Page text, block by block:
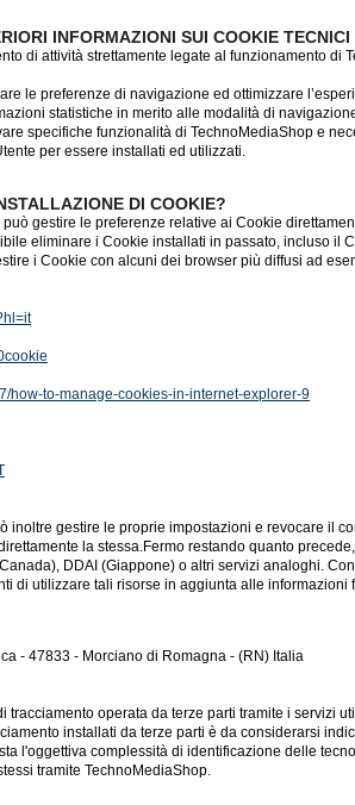
INFORMAZIONI SUI COOKIE
di attività strettamente legate al funzionamento
le preferenze di navigazione ed ottimizzare
statistiche in merito alle modalità di
specifiche funzionalità di TechnoMediaShop e
per essere installati ed utilizzati.
DI COOKIE?
gestire le preferenze relative ai Cookie
eliminare i Cookie installati in passato, incluso
i Cookie con alcuni dei browser più diffusi ad
how-to-manage-cookies-in-internet-explorer-9
inoltre gestire le proprie impostazioni e revocare il
la stessa.Fermo restando quanto
DDAI (Giappone) o altri servizi analoghi.
di utilizzare tali risorse in aggiunta alle informazioni
- 47833 - Morciano di Romagna - (RN) Italia
operata da terze parti tramite i servizi
installati da terze parti è da considerarsi
l'oggettiva complessità di identificazione delle
tramite TechnoMediaShop.